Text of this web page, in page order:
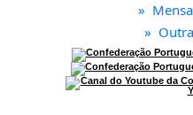
»
»